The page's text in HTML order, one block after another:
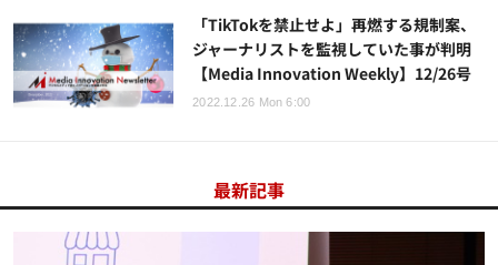
「TikTokを禁止せよ」再燃する規制案、
ジャーナリストを監視していた事が判明
【Media Innovation Weekly】12/26号
2022.12.26 Mon 6:00
最新記事